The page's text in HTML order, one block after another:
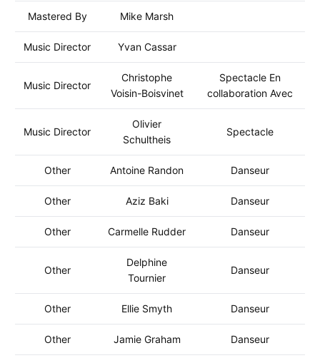
Mastered By Mike Marsh
Music Director Yvan Cassar
Music Director
Christophe
Voisin-Boisvinet
Spectacle En
collaboration Avec
Music Director
Olivier
Schultheis
Spectacle
Other Antoine Randon Danseur
Other Aziz Baki Danseur
Other Carmelle Rudder Danseur
Other
Delphine
Tournier
Danseur
Other Ellie Smyth Danseur
Other Jamie Graham Danseur